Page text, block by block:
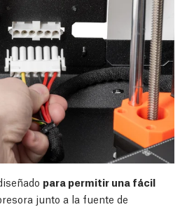
para permitir una fácil
junto a la fuente de